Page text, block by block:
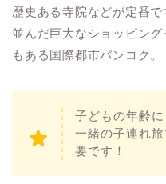
歴史ある寺院などが定番
並んだ巨大なショッピン
もある国際都市バンコク。
子どもの年齢
一緒の子連れ
要です！